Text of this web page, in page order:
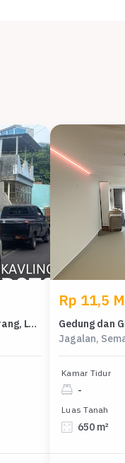
For Sale Tanah Eksklusif di Miroto, Semarang, LT 212m²
Rp 11,5
Jagalan,
Kamar Tidur
-
Luas Tanah
650 m²